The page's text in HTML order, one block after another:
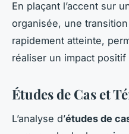
En plaçant l’accent sur
organisée, une
rapidement atteinte,
réaliser un impact
Études de Cas et
L’analyse d’études de